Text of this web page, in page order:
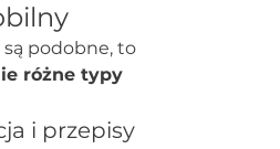
podobne, to
różne typy
i przepisy